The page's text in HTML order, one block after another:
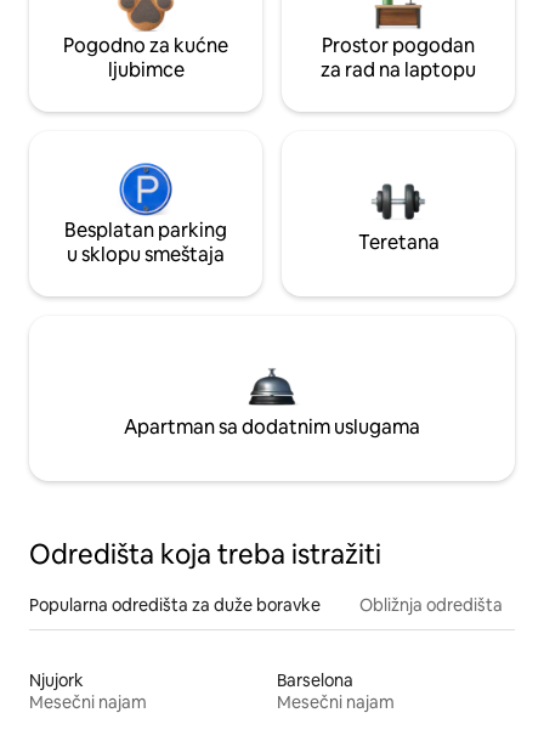
Pogodno za kućne
ljubimce
Prostor pogodan
za rad na laptopu
Besplatan parking
u sklopu smeštaja
Teretana
Apartman sa dodatnim uslugama
Odredišta koja treba istražiti
Popularna odredišta za duže boravke Obližnja odredišta
Njujork
Mesečni najam
Barselona
Mesečni najam